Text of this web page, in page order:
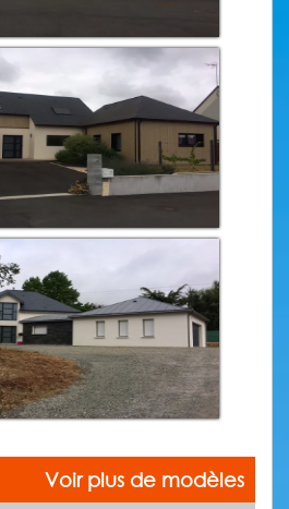
Voir plus de modèles